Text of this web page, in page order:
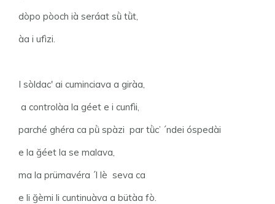
dòpo pòoch ià seráat sǜ tǜt,
àa i ufìzi.
I sòldac' ai cuminciava a giràa,
a controlàa la géet e i cunfìi,
parché ghéra ca pǜ spàzi par tǜc’ ´ndei óspedài
e la ğéet la se malava,
ma la prümavéra ´l lè seva ca
e li ğèmi li cuntinuàva a bütàa fò.